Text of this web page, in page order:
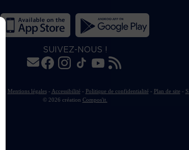
SUIVEZ-NOUS !
Mentions légales- Accessibilité- Politique de confidentialité- Plan de site-
© 2026 création Compos'it.